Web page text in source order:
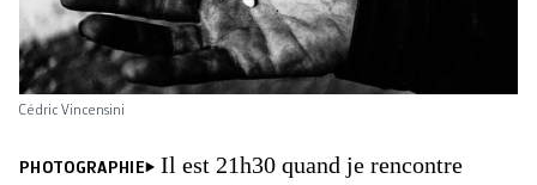
Cédric Vincensini
PHOTOGRAPHIE
Il est 21h30 quand je rencontre